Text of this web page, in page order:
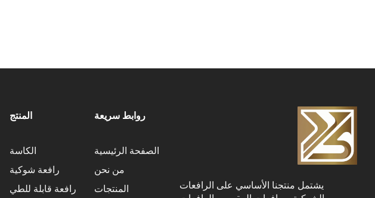
يشتمل منتجنا الأساسي على الرافعات
روابط سريعة
الصفحة الرئيسية
من نحن
المنتجات
المنتج
الكاسة
رافعة شوكية
رافعة قابلة للطي